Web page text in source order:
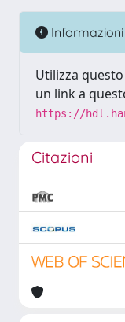
Informazioni
Utilizza
un link a
https://
Citazioni